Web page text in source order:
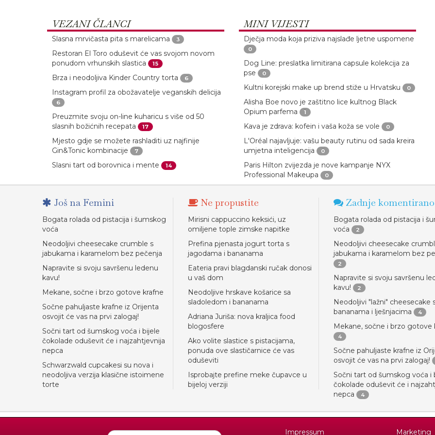
VEZANI ČLANCI
Slasna mrvičasta pita s marelicama 3
Restoran El Toro oduševit će vas svojom novom
ponudom vrhunskih slastica
15
Brza i neodoljiva Kinder Country torta 6
Instagram profil za obožavatelje veganskih delicija
6
Preuzmite svoju on-line kuharicu s više od 50
slasnih božićnih recepata
17
Mjesto gdje se možete rashladiti uz najfinije
Gin&Tonic kombinacije
7
Slasni tart od borovnica i mente 14
MINI VIJESTI
Dječja moda koja priziva najslađe ljetne uspomene
0
Dog Line: preslatka limitirana capsule kolekcija za
pse
0
Kultni korejski make up brend stiže u Hrvatsku 0
Alisha Boe novo je zaštitno lice kultnog Black
Opium parfema
1
Kava je zdrava: kofein i vaša koža se vole 0
L'Oréal najavljuje: vašu beauty rutinu od sada kreira
umjetna inteligencija
0
Paris Hilton zvijezda je nove kampanje NYX
Professional Makeupa
0
Još na Femini
Bogata rolada od pistacija i šumskog
voća
Neodoljivi cheesecake crumble s
jabukama i karamelom bez pečenja
Napravite si svoju savršenu ledenu
kavu!
Mekane, sočne i brzo gotove krafne
Sočne pahuljaste krafne iz Orijenta
osvojit će vas na prvi zalogaj!
Sočni tart od šumskog voća i bijele
čokolade oduševit će i najzahtjevnija
nepca
Schwarzwald cupcakesi su nova i
neodoljiva verzija klasične istoimene
torte
Ne propustite
Mirisni cappuccino keksići, uz
omiljene tople zimske napitke
Prefina pjenasta jogurt torta s
jagodama i bananama
Eateria pravi blagdanski ručak donosi
u vaš dom
Neodoljive hrskave košarice sa
sladoledom i bananama
Adriana Juriša: nova kraljica food
blogosfere
Ako volite slastice s pistacijama,
ponuda ove slastičarnice će vas
oduševiti
Isprobajte prefine meke čupavce u
bijeloj verziji
Zadnje komentirano
Bogata rolada od pistacija i
voća
2
Neodoljivi cheesecake
jabukama i karamelom bez
2
Napravite si svoju savršenu
kavu!
2
Neodoljivi "lažni" cheesecake
bananama i lješnjacima
4
Mekane, sočne i brzo gotove
4
Sočne pahuljaste krafne iz
osvojit će vas na prvi zalogaj!
Sočni tart od šumskog voća i
čokolade oduševit će i
nepca
4
Impressum Marketing